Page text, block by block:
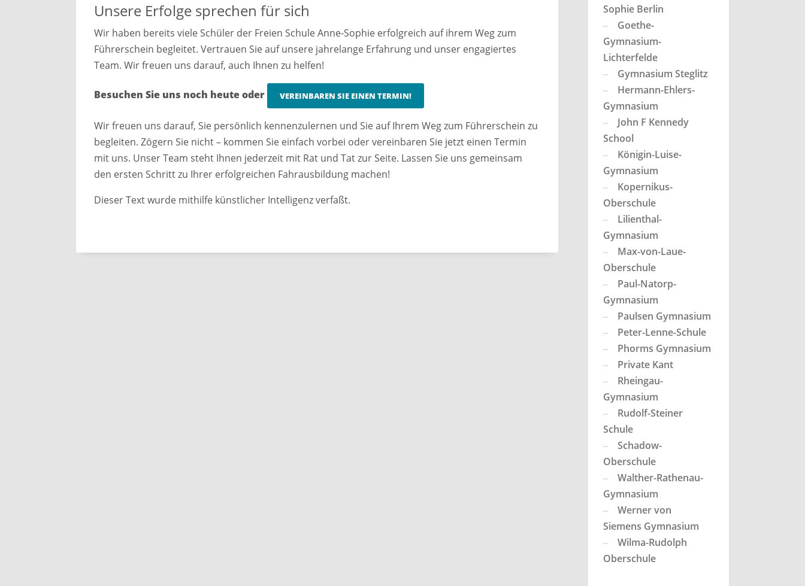
Unsere Erfolge sprechen für sich
Wir haben bereits viele Schüler der Freien Schule Anne-Sophie erfolgreich auf ihrem Weg zum
Führerschein begleitet. Vertrauen Sie auf unsere jahrelange Erfahrung und unser engagiertes
Team. Wir freuen uns darauf, auch Ihnen zu helfen!
Besuchen Sie uns noch heute oder VEREINBAREN SIE EINEN TERMIN!
Wir freuen uns darauf, Sie persönlich kennenzulernen und Sie auf Ihrem Weg zum Führerschein zu
begleiten. Zögern Sie nicht – kommen Sie einfach vorbei oder vereinbaren Sie jetzt einen Termin
mit uns. Unser Team steht Ihnen jederzeit mit Rat und Tat zur Seite. Lassen Sie uns gemeinsam
den ersten Schritt zu Ihrer erfolgreichen Fahrausbildung machen!
Dieser Text wurde mithilfe künstlicher Intelligenz verfaßt.
Sophie Berlin
Goethe-
Gymnasium-
Lichterfelde
Gymnasium Steglitz
Hermann-Ehlers-
Gymnasium
John F Kennedy
School
Königin-Luise-
Gymnasium
Kopernikus-
Oberschule
Lilienthal-
Gymnasium
Max-von-Laue-
Oberschule
Paul-Natorp-
Gymnasium
Paulsen Gymnasium
Peter-Lenne-Schule
Phorms Gymnasium
Private Kant
Rheingau-
Gymnasium
Rudolf-Steiner
Schule
Schadow-
Oberschule
Walther-Rathenau-
Gymnasium
Werner von
Siemens Gymnasium
Wilma-Rudolph
Oberschule